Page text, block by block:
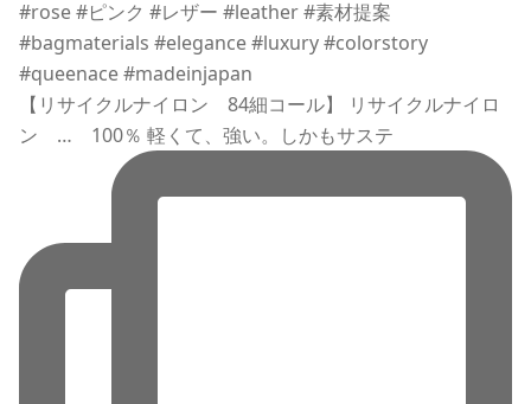
【リサイクルナイロン 84細コール】 リサイクルナイロ
ン … 100％ 軽くて、強い。しかもサステ